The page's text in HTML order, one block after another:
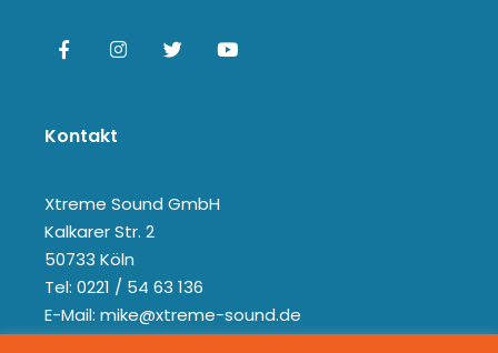
Kontakt
Xtreme Sound GmbH
Kalkarer Str. 2
50733 Köln
Tel: 0221 / 54 63 136
E-Mail: mike@xtreme-sound.de